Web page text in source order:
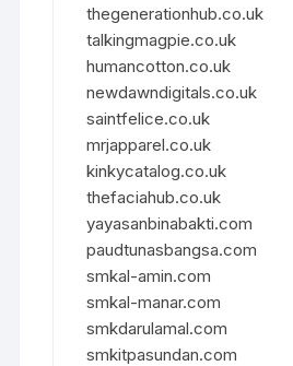
thegenerationhub.co.uk
talkingmagpie.co.uk
humancotton.co.uk
newdawndigitals.co.uk
saintfelice.co.uk
mrjapparel.co.uk
kinkycatalog.co.uk
thefaciahub.co.uk
yayasanbinabakti.com
paudtunasbangsa.com
smkal-amin.com
smkal-manar.com
smkdarulamal.com
smkitpasundan.com